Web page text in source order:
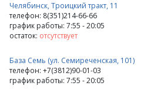
Челябинск, Троицкий тракт, 11
телефон: 8(351)214-66-66
график работы: 7:55 - 20:05
остаток: отсутствует
База Семь (ул. Семиреченская, 101)
телефон: +7(3812)90-01-03
график работы: 7:55 - 20:05